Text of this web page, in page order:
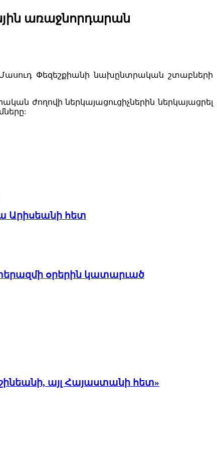
առաջնորդարան
Մասուդ Փեզեշքիանի նախընտրական շտաբների
ժողովի ներկայացուցիչներին ներկայացրել
Արիսեանի հետ
օրերին կատարւած
այլ Հայաստանի հետ»